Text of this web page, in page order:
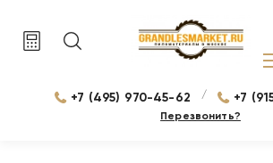
+7 (495) 970-45-62 / +7
Перезвонить?